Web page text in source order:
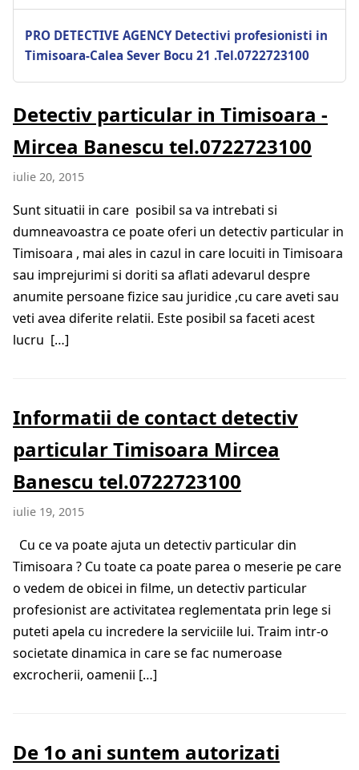
PRO DETECTIVE AGENCY Detectivi profesionisti in
Timisoara-Calea Sever Bocu 21 .Tel.0722723100
Detectiv particular in Timisoara -
Mircea Banescu tel.0722723100
iulie 20, 2015
Sunt situatii in care posibil sa va intrebati si
dumneavoastra ce poate oferi un detectiv particular in
Timisoara , mai ales in cazul in care locuiti in Timisoara
sau imprejurimi si doriti sa aflati adevarul despre
anumite persoane fizice sau juridice ,cu care aveti sau
veti avea diferite relatii. Este posibil sa faceti acest
lucru […]
Informatii de contact detectiv
particular Timisoara Mircea
Banescu tel.0722723100
iulie 19, 2015
Cu ce va poate ajuta un detectiv particular din
Timisoara ? Cu toate ca poate parea o meserie pe care
o vedem de obicei in filme, un detectiv particular
profesionist are activitatea reglementata prin lege si
puteti apela cu incredere la serviciile lui. Traim intr-o
societate dinamica in care se fac numeroase
excrocherii, oamenii […]
De 1o ani suntem autorizati